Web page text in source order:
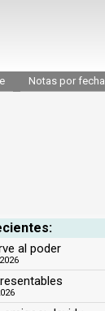
Notas por fecha
al poder